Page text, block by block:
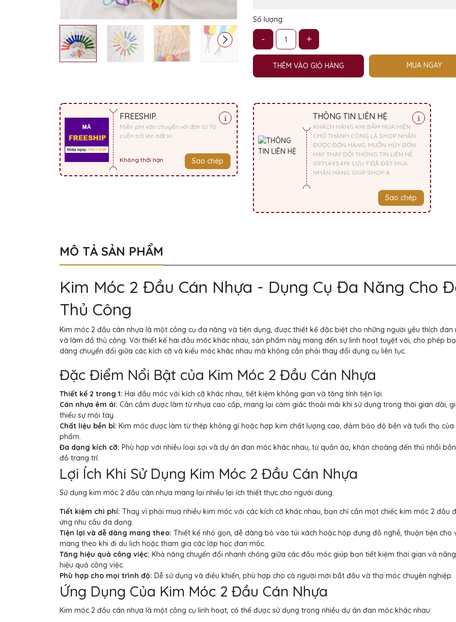
Số lượng:
- +
THÊM VÀO GIỎ HÀNG MUA NGAY
FREESHIP
Miễn phí vận chuyển với đơn từ 70
cuộn trở lên bất kì
Không thời hạn Sao chép
THÔNG TIN LIÊN HỆ
KHÁCH HÀNG KHI BẤM MUA HIỆN
CHỮ THÀNH CÔNG LÀ SHOP NHẬN
ĐƯỢC ĐƠN HÀNG. MUỐN HỦY ĐƠN
HAY THAY ĐỔI THÔNG TIN LIÊN HỆ
0971.493.419. LƯU Ý ĐÃ ĐẶT MUA
NHẬN HÀNG GIÚP SHOP Ạ
Sao chép
MÔ TẢ SẢN PHẨM
Kim Móc 2 Đầu Cán Nhựa - Dụng Cụ Đa Năng Cho
Thủ Công
Kim móc 2 đầu cán nhựa là một công cụ đa năng và tiện dụng, được thiết kế đặc biệt cho những người yêu thích đan
và làm đồ thủ công. Với thiết kế hai đầu móc khác nhau, sản phẩm này mang đến sự linh hoạt tuyệt vời, cho phép
dàng chuyển đổi giữa các kích cỡ và kiểu móc khác nhau mà không cần phải thay đổi dụng cụ liên tục.
Đặc Điểm Nổi Bật của Kim Móc 2 Đầu Cán Nhựa
Thiết kế 2 trong 1: Hai đầu móc với kích cỡ khác nhau, tiết kiệm không gian và tăng tính tiện lợi.
Cán nhựa êm ái: Cán cầm được làm từ nhựa cao cấp, mang lại cảm giác thoải mái khi sử dụng trong thời gian dài,
thiểu sự mỏi tay.
Chất liệu bền bỉ: Kim móc được làm từ thép không gỉ hoặc hợp kim chất lượng cao, đảm bảo độ bền và tuổi thọ của
phẩm.
Đa dạng kích cỡ: Phù hợp với nhiều loại sợi và dự án đan móc khác nhau, từ quần áo, khăn choàng đến thú nhồi
đồ trang trí.
Lợi Ích Khi Sử Dụng Kim Móc 2 Đầu Cán Nhựa
Sử dụng kim móc 2 đầu cán nhựa mang lại nhiều lợi ích thiết thực cho người dùng:
Tiết kiệm chi phí: Thay vì phải mua nhiều kim móc với các kích cỡ khác nhau, bạn chỉ cần một chiếc kim móc 2 đầu
ứng nhu cầu đa dạng.
Tiện lợi và dễ dàng mang theo: Thiết kế nhỏ gọn, dễ dàng bỏ vào túi xách hoặc hộp đựng đồ nghề, thuận tiện cho
mang theo khi đi du lịch hoặc tham gia các lớp học đan móc.
Tăng hiệu quả công việc: Khả năng chuyển đổi nhanh chóng giữa các đầu móc giúp bạn tiết kiệm thời gian và
hiệu quả công việc.
Phù hợp cho mọi trình độ: Dễ sử dụng và điều khiển, phù hợp cho cả người mới bắt đầu và thợ móc chuyên nghiệp.
Ứng Dụng Của Kim Móc 2 Đầu Cán Nhựa
Kim móc 2 đầu cán nhựa là một công cụ linh hoạt, có thể được sử dụng trong nhiều dự án đan móc khác nhau: